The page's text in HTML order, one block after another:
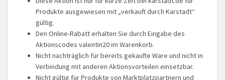
Produkte ausgewiesen mit „verkauft durch Karstadt“
gültig.
Den Online-Rabatt erhalten Sie durch Eingabe des
Aktionscodes valentin20 im Warenkorb.
Nicht nachträglich für bereits gekaufte Ware und nicht in
Verbindung mit anderen Aktionsvorteilen einsetzbar.
Nicht gültig für Produkte von Marktplatzpartnern und